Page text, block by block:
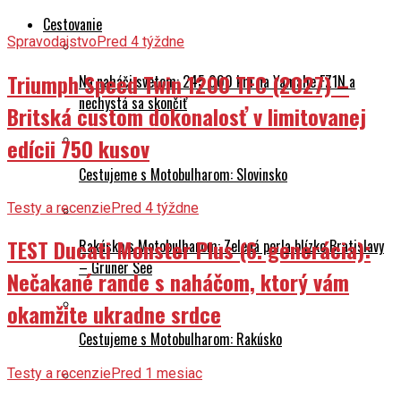
Cestovanie
Na naháči svetom: 245 000 km na Yamahe FZ1N a
nechystá sa skončiť
Cestujeme s Motobulharom: Slovinsko
Rakúsko s Motobulharom: Zelená perla blízko Bratislavy
– Grüner See
Cestujeme s Motobulharom: Rakúsko
SpravodajstvoPred 4 týždne
Triumph Speed Twin 1200 TFC (2027) –
Britská custom dokonalosť v limitovanej
edícii 750 kusov
Testy a recenziePred 4 týždne
TEST Ducati Monster Plus (6. generácia):
Nečakané rande s naháčom, ktorý vám
okamžite ukradne srdce
Testy a recenziePred 1 mesiac